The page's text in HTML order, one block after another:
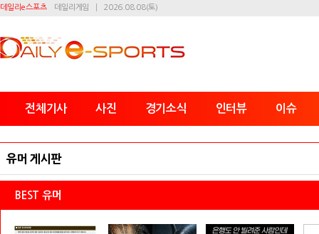
데일리e스포츠 데일리게임 2026.08.08(토)
전체기사 사진 경기소식 인터뷰 이슈
유머 게시판
BEST 유머